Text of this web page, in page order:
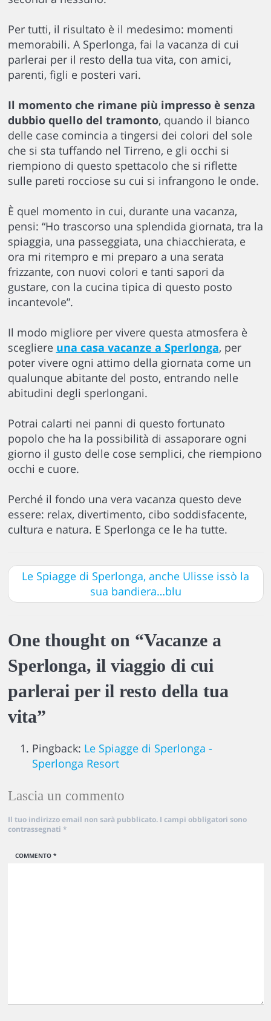
Per tutti, il risultato è il medesimo: momenti
memorabili. A Sperlonga, fai la vacanza di cui
parlerai per il resto della tua vita, con amici,
parenti, figli e posteri vari.
Il momento che rimane più impresso è senza
dubbio quello del tramonto, quando il bianco
delle case comincia a tingersi dei colori del sole
che si sta tuffando nel Tirreno, e gli occhi si
riempiono di questo spettacolo che si riflette
sulle pareti rocciose su cui si infrangono le onde.
È quel momento in cui, durante una vacanza,
pensi: “Ho trascorso una splendida giornata, tra la
spiaggia, una passeggiata, una chiacchierata, e
ora mi ritempro e mi preparo a una serata
frizzante, con nuovi colori e tanti sapori da
gustare, con la cucina tipica di questo posto
incantevole”.
Il modo migliore per vivere questa atmosfera è
scegliere una casa vacanze a Sperlonga, per
poter vivere ogni attimo della giornata come un
qualunque abitante del posto, entrando nelle
abitudini degli sperlongani.
Potrai calarti nei panni di questo fortunato
popolo che ha la possibilità di assaporare ogni
giorno il gusto delle cose semplici, che riempiono
occhi e cuore.
Perché il fondo una vera vacanza questo deve
essere: relax, divertimento, cibo soddisfacente,
cultura e natura. E Sperlonga ce le ha tutte.
Le Spiagge di Sperlonga, anche Ulisse issò la
sua bandiera…blu
One thought on “Vacanze a
Sperlonga, il viaggio di cui
parlerai per il resto della tua
vita”
Pingback: Le Spiagge di Sperlonga -
Sperlonga Resort
Lascia un commento
Il tuo indirizzo email non sarà pubblicato. I campi obbligatori sono
contrassegnati *
COMMENTO *